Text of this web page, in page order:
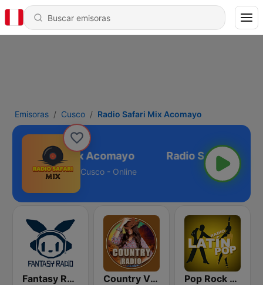
Emisoras Cusco Radio Safari Mix Acomayo
Radio Safari Mix Acomayo
Cusco - Online
Fantasy Radio UK Country Vibes Pop Rock Perú